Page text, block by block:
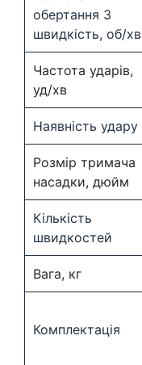
обертання 3
швидкість, об/хв
Частота ударів,
уд/хв
Наявність удару
Розмір тримача
насадки, дюйм
Кількість
швидкостей
Вага, кг
Комплектація